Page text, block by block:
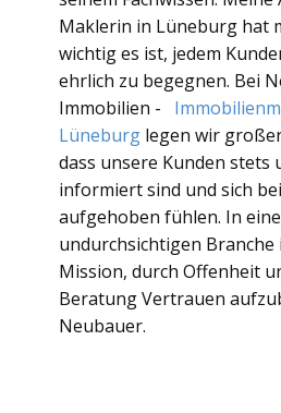
Maklerin in Lüneburg hat
wichtig es ist, jedem
ehrlich zu begegnen. Bei
Immobilien -
Lüneburg legen wir
dass unsere Kunden stets
informiert sind und sich
aufgehoben fühlen. In
undurchsichtigen Branche
Mission, durch Offenheit
Beratung Vertrauen
Neubauer.